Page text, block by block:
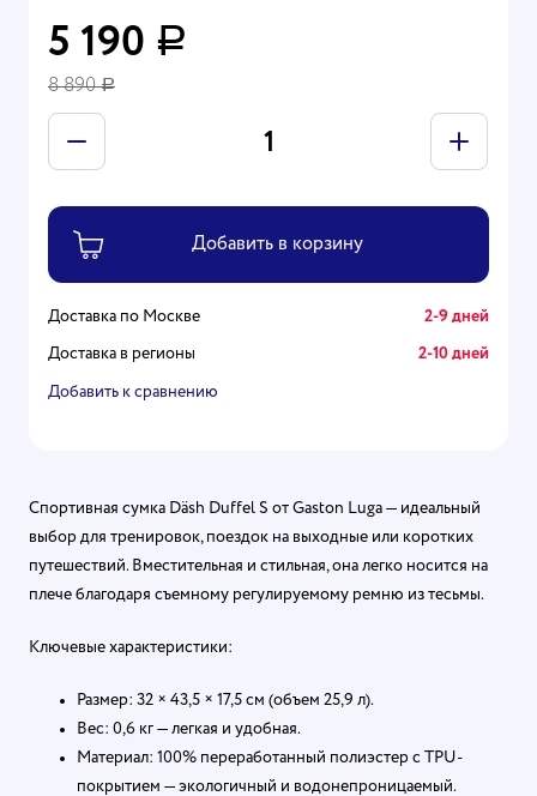
5 190 Р
8 890Р
Доставка по Москве 2-9 дней
Доставка в регионы 2-10 дней
Добавить к сравнению
Спортивная сумка Däsh Duffel S от Gaston Luga — идеальный
выбор для тренировок, поездок на выходные или коротких
путешествий. Вместительная и стильная, она легко носится на
плече благодаря съемному регулируемому ремню из тесьмы.
Ключевые характеристики:
Размер: 32 × 43,5 × 17,5 см (объем 25,9 л).
Вес: 0,6 кг — легкая и удобная.
Материал: 100% переработанный полиэстер с TPU-
покрытием — экологичный и водонепроницаемый.